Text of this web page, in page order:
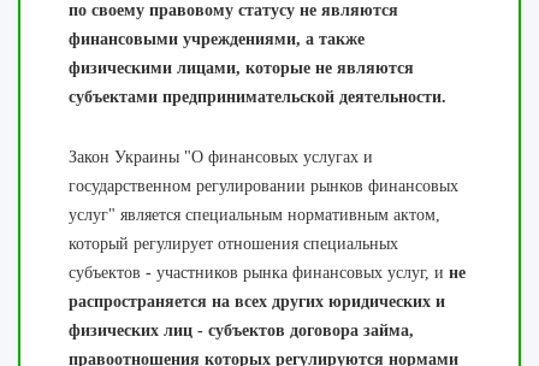
по своему правовому статусу не являются
финансовыми учреждениями, а также
физическими лицами, которые не являются
субъектами предпринимательской деятельности.
Закон Украины "О финансовых услугах и
государственном регулировании рынков финансовых
услуг" является специальным нормативным актом,
который регулирует отношения специальных
субъектов - участников рынка финансовых услуг, и не
распространяется на всех других юридических и
физических лиц - субъектов договора займа,
правоотношения которых регулируются нормами